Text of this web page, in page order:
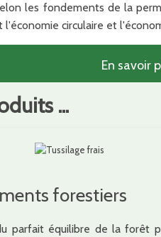
les fondements de la
l'économie circulaire et
En savoir
...
forestiers
parfait équilibre de la forêt